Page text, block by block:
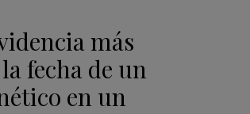
más
fecha de un
en un